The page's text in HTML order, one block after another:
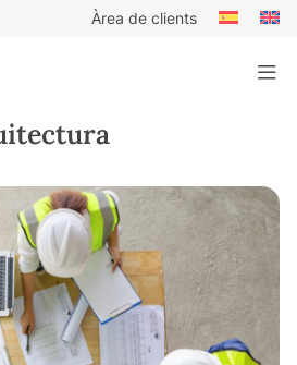
Àrea de clients